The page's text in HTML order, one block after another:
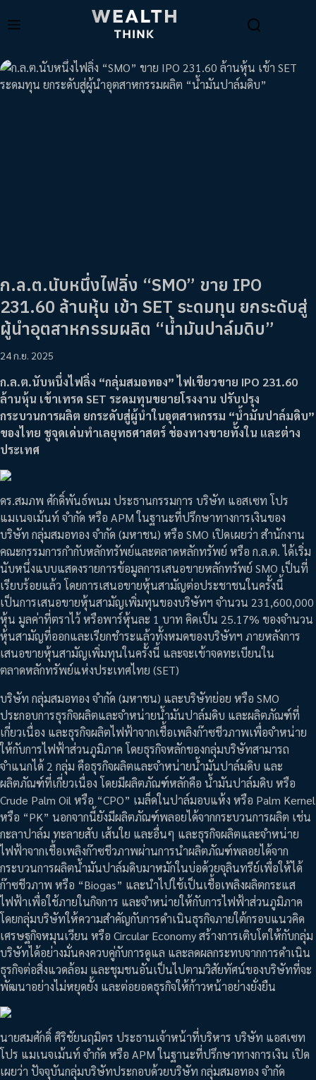
ก.ล.ต.นับหนึ่งไฟลิ่ง “SMO” ขาย IPO
231.60 ล้านหุ้น เข้า SET ระดมทุน ยกระดับสู่
ผู้นำอุตสาหกรรมผลิต “น้ำมันปาล์มดิบ”
24 ก.ย. 2025
ก.ล.ต.นับหนึ่งไฟลิ่ง “กลุ่มสมอทอง” ไฟเขียวขาย IPO 231.60
ล้านหุ้น เข้าเทรด SET ระดมทุนขยายโรงงาน ปรับปรุง
กระบวนการผลิต ยกระดับสู่ผู้นำในอุตสาหกรรม “น้ำมันปาล์มดิบ”
ของไทย ชูจุดเด่นทำเลยุทธศาสตร์ ช่องทางขายทั้งใน และต่าง
ประเทศ
ดร.สมภพ ศักดิ์พันธ์พนม ประธานกรรมการ บริษัท แอสเซท โปร
แมเนจเม้นท์ จำกัด หรือ APM ในฐานะที่ปรึกษาทางการเงินของ
บริษัท กลุ่มสมอทอง จำกัด (มหาชน) หรือ SMO เปิดเผยว่า สำนักงาน
คณะกรรมการกำกับหลักทรัพย์และตลาดหลักทรัพย์ หรือ ก.ล.ต. ได้เริ่ม
นับหนึ่งแบบแสดงรายการข้อมูลการเสนอขายหลักทรัพย์ SMO เป็นที่
เรียบร้อยแล้ว โดยการเสนอขายหุ้นสามัญต่อประชาชนในครั้งนี้
เป็นการเสนอขายหุ้นสามัญเพิ่มทุนของบริษัทฯ จำนวน 231,600,000
หุ้น มูลค่าที่ตราไว้ หรือพาร์หุ้นละ 1 บาท คิดเป็น 25.17% ของจำนวน
หุ้นสามัญที่ออกและเรียกชำระแล้วทั้งหมดของบริษัทฯ ภายหลังการ
เสนอขายหุ้นสามัญเพิ่มทุนในครั้งนี้ และจะเข้าจดทะเบียนใน
ตลาดหลักทรัพย์แห่งประเทศไทย (SET)
บริษัท กลุ่มสมอทอง จำกัด (มหาชน) และบริษัทย่อย หรือ SMO
ประกอบการธุรกิจผลิตและจำหน่ายน้ำมันปาล์มดิบ และผลิตภัณฑ์ที่
เกี่ยวเนื่อง และธุรกิจผลิตไฟฟ้าจากเชื้อเพลิงก๊าซชีวภาพเพื่อจำหน่าย
ให้กับการไฟฟ้าส่วนภูมิภาค โดยธุรกิจหลักของกลุ่มบริษัทสามารถ
จำแนกได้ 2 กลุ่ม คือธุรกิจผลิตและจำหน่ายน้ำมันปาล์มดิบ และ
ผลิตภัณฑ์ที่เกี่ยวเนื่อง โดยมีผลิตภัณฑ์หลักคือ น้ำมันปาล์มดิบ หรือ
Crude Palm Oil หรือ “CPO” เมล็ดในปาล์มอบแห้ง หรือ Palm Kernel
หรือ “PK” นอกจากนี้ยังมีผลิตภัณฑ์พลอยได้จากกระบวนการผลิต เช่น
กะลาปาล์ม ทะลายสับ เส้นใย และอื่นๆ และธุรกิจผลิตและจำหน่าย
ไฟฟ้าจากเชื้อเพลิงก๊าซชีวภาพผ่านการนำผลิตภัณฑ์พลอยได้จาก
กระบวนการผลิตน้ำมันปาล์มดิบมาหมักในบ่อด้วยจุลินทรีย์เพื่อให้ได้
ก๊าซชีวภาพ หรือ “Biogas” และนำไปใช้เป็นเชื้อเพลิงผลิตกระแส
ไฟฟ้าเพื่อใช้ภายในกิจการ และจำหน่ายให้กับการไฟฟ้าส่วนภูมิภาค
โดยกลุ่มบริษัทให้ความสำคัญกับการดำเนินธุรกิจภายใต้กรอบแนวคิด
เศรษฐกิจหมุนเวียน หรือ Circular Economy สร้างการเติบโตให้กับกลุ่ม
บริษัทได้อย่างมั่นคงควบคู่กับการดูแล และลดผลกระทบจากการดำเนิน
ธุรกิจต่อสิ่งแวดล้อม และชุมชนอันเป็นไปตามวิสัยทัศน์ของบริษัทที่จะ
พัฒนาอย่างไม่หยุดยั้ง และต่อยอดธุรกิจให้ก้าวหน้าอย่างยั่งยืน
นายสมศักดิ์ ศิริชัยนฤมิตร ประธานเจ้าหน้าที่บริหาร บริษัท แอสเซท
โปร แมเนจเม้นท์ จำกัด หรือ APM ในฐานะที่ปรึกษาทางการเงิน เปิด
เผยว่า ปัจจุบันกลุ่มบริษัทประกอบด้วยบริษัท กลุ่มสมอทอง จำกัด